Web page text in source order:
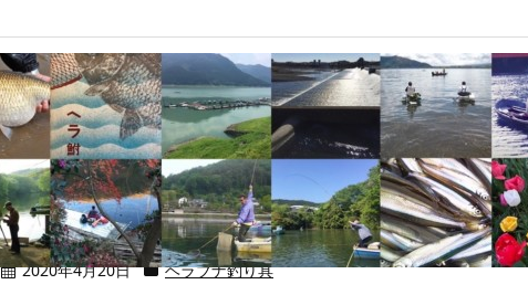
ヘラウキのトップの選び方
2020年4月20日 ヘラブナ釣り具